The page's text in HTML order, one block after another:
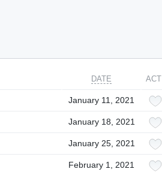
DATE
January 11, 2021
January 18, 2021
January 25, 2021
February 1, 2021